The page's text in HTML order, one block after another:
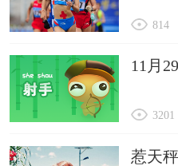
814
11月
3201
惹天